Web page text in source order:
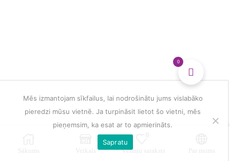
Sākums Veikals Vēlmju saraksts Par mums
0
Mēs izmantojam sīkfailus, lai nodrošinātu jums vislabāko
pieredzi mūsu vietnē. Ja turpināsit lietot šo vietni, mēs
pieņemsim, ka esat ar to apmierināts.
Sapratu